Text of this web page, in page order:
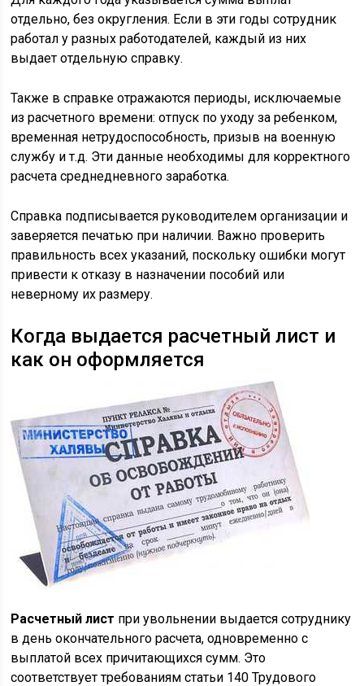
отдельно, без округления. Если в эти годы сотрудник
работал у разных работодателей, каждый из них
выдает отдельную справку.
Также в справке отражаются периоды, исключаемые
из расчетного времени: отпуск по уходу за ребенком,
временная нетрудоспособность, призыв на военную
службу и т.д. Эти данные необходимы для корректного
расчета среднедневного заработка.
Справка подписывается руководителем организации и
заверяется печатью при наличии. Важно проверить
правильность всех указаний, поскольку ошибки могут
привести к отказу в назначении пособий или
неверному их размеру.
Когда выдается расчетный лист и
как он оформляется
Расчетный лист при увольнении выдается сотруднику
в день окончательного расчета, одновременно с
выплатой всех причитающихся сумм. Это
соответствует требованиям статьи 140 Трудового